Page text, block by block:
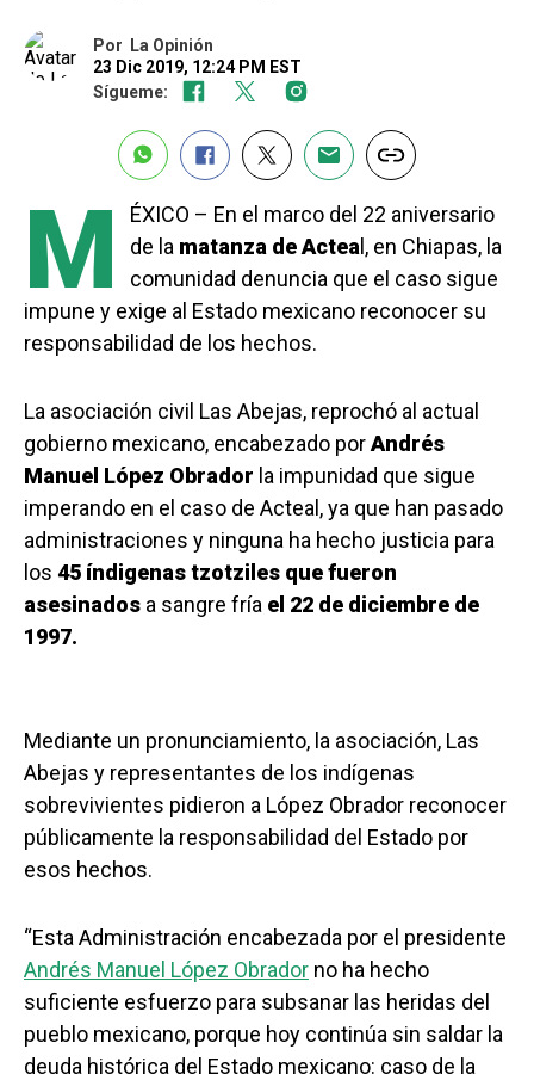
Por
La Opinión
23 Dic 2019, 12:24 PM EST
Sígueme:
M
ÉXICO – En el marco del 22 aniversario
de la matanza de Actea l, en Chiapas, la
comunidad denuncia que el caso sigue
impune y exige al Estado mexicano reconocer su
responsabilidad de los hechos.
La asociación civil Las Abejas, reprochó al actual
gobierno mexicano, encabezado porAndrés
Manuel López Obrador la impunidad que sigue
imperando en el caso de Acteal, ya que han pasado
administraciones y ninguna ha hecho justicia para
los 45 índigenas tzotziles que fueron
asesinados a sangre fría el 22 de diciembre de
1997.
Mediante un pronunciamiento, la asociación, Las
Abejas y representantes de los indígenas
sobrevivientes pidieron a López Obrador reconocer
públicamente la responsabilidad del Estado por
esos hechos.
“Esta Administración encabezada por el presidente
Andrés Manuel López Obrador no ha hecho
suficiente esfuerzo para subsanar las heridas del
pueblo mexicano, porque hoy continúa sin saldar la
deuda histórica del Estado mexicano: caso de la